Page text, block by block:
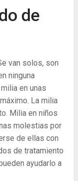
de
van solos, son
ninguna
en unas
La milia
Milia en niños
molestias por
de ellas con
de tratamiento
ayudarlo a